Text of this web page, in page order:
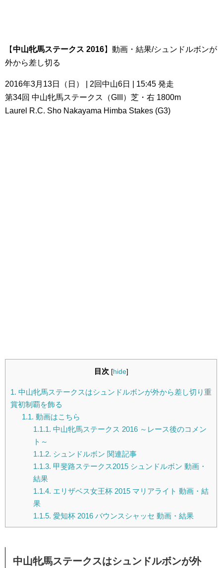
【中山牝馬ステークス 2016】動画・結果/シュンドルボンが
外から差し切る
2016年3月13日（日） | 2回中山6日 | 15:45 発走
第34回 中山牝馬ステークス（GIII）芝・右 1800m
Laurel R.C. Sho Nakayama Himba Stakes (G3)
目次 [hide]
1. 中山牝馬ステークスはシュンドルボンが外から差し切り重
賞初制覇を飾る
1.1. 動画はこちら
1.1.1. 中山牝馬ステークス 2016 ～レース後のコメン
ト～
1.1.2. シュンドルボン 関連記事
1.1.3. 甲斐路ステークス2015 シュンドルボン 動画・
結果
1.1.4. エリザベス女王杯 2015 マリアライト 動画・結
果
1.1.5. 愛知杯 2016 バウンスシャッセ 動画・結果
中山牝馬ステークスはシュンドルボンが外